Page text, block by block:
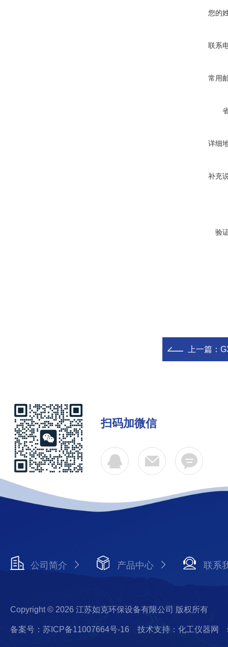
您的
联系
常用
详细
补充
验
上一篇：
扫码加微信
公司简介 产品中心 联系
Copyright © 2026 江苏如克环保设备有限公司 版权所有
备案号：苏ICP备11007664号-16 技术支持：化工仪器网